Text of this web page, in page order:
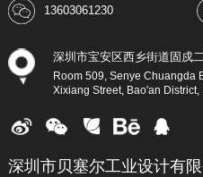
13603061230
深圳市宝安区西乡街道固戍
Room 509, Senye Chuangda
Xixiang Street, Bao'an District,
深圳市贝塞尔工业设计有限